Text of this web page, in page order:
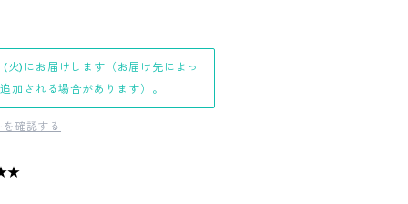
火)にお届けします（お届け先によっ
加される場合があります）。
確認する